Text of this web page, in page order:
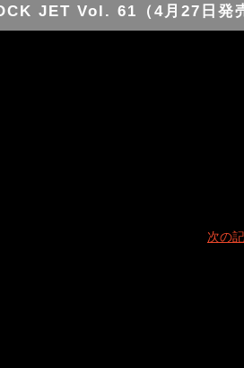
JET Vol. 61（4月27日発
次の